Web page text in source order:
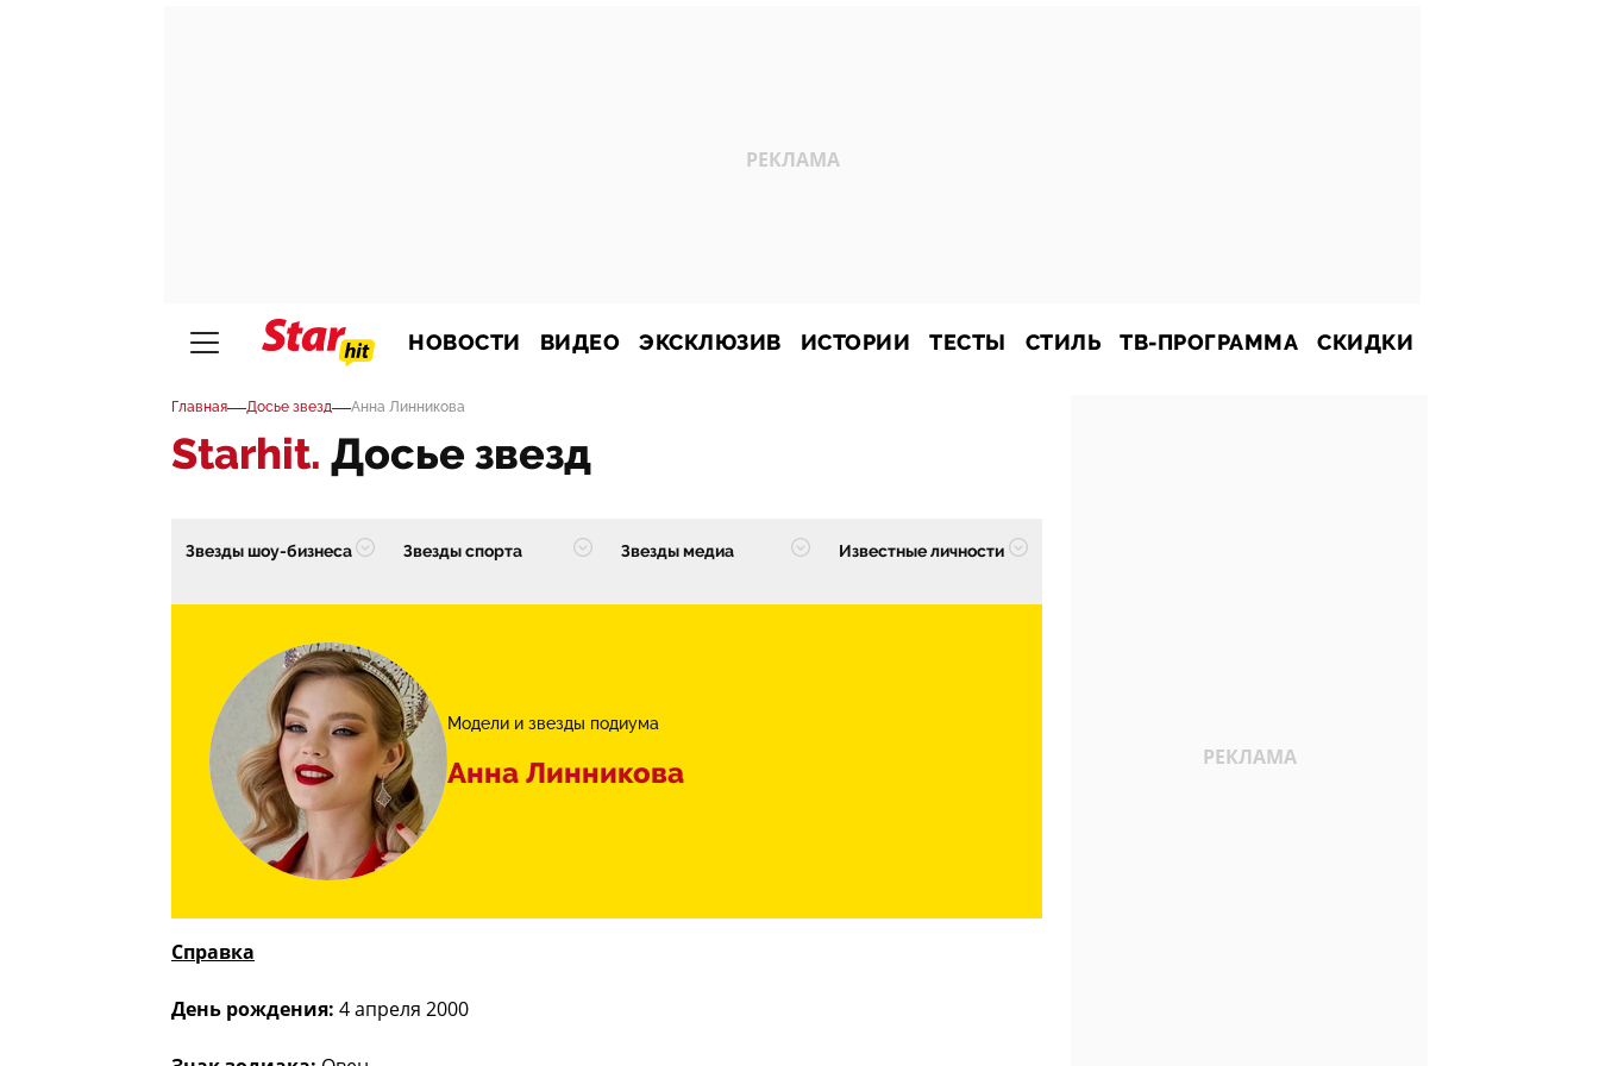
НОВОСТИ ВИДЕО ЭКСКЛЮЗИВ ИСТОРИИ ТЕСТЫ СТИЛЬ ТВ-ПРОГРАММА СКИДКИ
Главная—Досье звезд—Анна Линникова
Starhit. Досье звезд
Звезды шоу-бизнеса Звезды спорта Звезды медиа Известные личности
Модели и звезды подиума
Анна Линникова
Справка
День рождения: 4 апреля 2000